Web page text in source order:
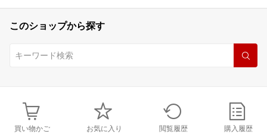
このショップから探す
買い物かご お気に入り 閲覧履歴 購入履歴